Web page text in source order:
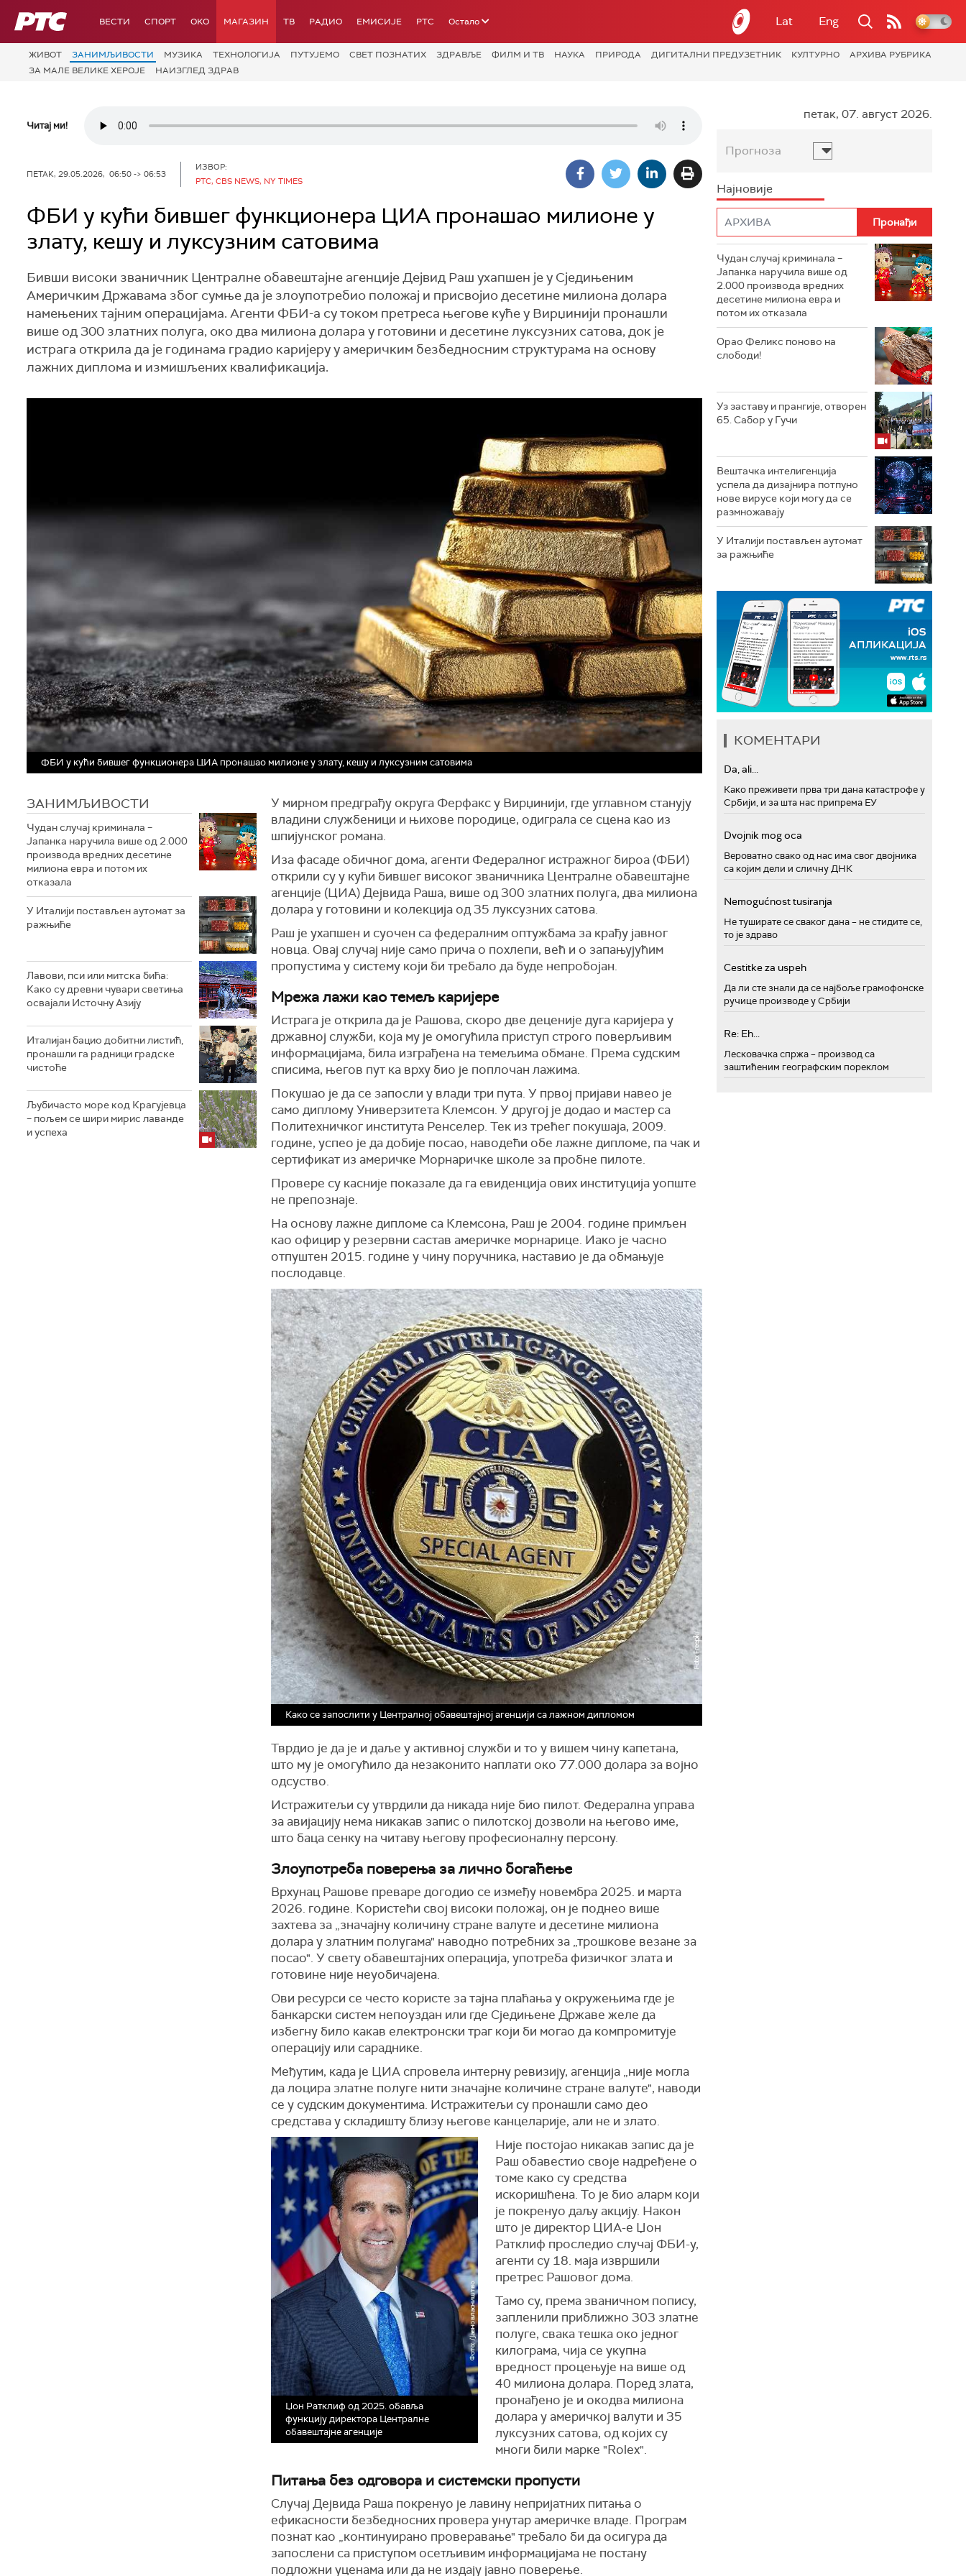
РТС ВЕСТИ СПОРТ OKO МАГАЗИН ТВ РАДИО ЕМИСИЈЕ РТС Остало Lat Eng
ЖИВОТ ЗАНИМЉИВОСТИ МУЗИКА ТЕХНОЛОГИЈA ПУТУЈЕМО СВЕТ ПОЗНАТИХ ЗДРАВЉЕ ФИЛМ И ТВ НАУКА ПРИРОДА ДИГИТАЛНИ ПРЕДУЗЕТНИК КУЛТУРНО
АРХИВА РУБРИКА
ЗА МАЛЕ ВЕЛИКЕ ХЕРОЈЕ
НАИЗГЛЕД ЗДРАВ
Читај ми!
ПЕТАК, 29.05.2026, 06:50 -> 06:53
ИЗВОР:
РТС, CBS NEWS, NY TIMES
ФБИ у кући бившег функционера ЦИА пронашао милионе у
злату, кешу и луксузним сатовима
Бивши високи званичник Централне обавештајне агенције Дејвид Раш ухапшен је у Сједињеним
Америчким Државама због сумње да је злоупотребио положај и присвојио десетине милиона долара
намењених тајним операцијама. Агенти ФБИ-а су током претреса његове куће у Вирџинији пронашли
више од 300 златних полуга, око два милиона долара у готовини и десетине луксузних сатова, док је
истрага открила да је годинама градио каријеру у америчким безбедносним структурама на основу
лажних диплома и измишљених квалификација.
ФБИ у кући бившег функционера ЦИА пронашао милионе у злату, кешу и луксузним сатовима
ЗАНИМЉИВОСТИ
Чудан случај криминала –
Јапанка наручила више од 2.000
производа вредних десетине
милиона евра и потом их
отказала
У Италији постављен аутомат за
ражњиће
Лавови, пси или митска бића:
Како су древни чувари светиња
освајали Источну Азију
Италијан бацио добитни листић,
пронашли га радници градске
чистоће
Љубичасто море код Крагујевца
– пољем се шири мирис лаванде
и успеха
У мирном предграђу округа Ферфакс у Вирџинији, где углавном станују
владини службеници и њихове породице, одиграла се сцена као из
шпијунског романа.
Иза фасаде обичног дома, агенти Федералног истражног бироа (ФБИ)
открили су у кући бившег високог званичника Централне обавештајне
агенције (ЦИА) Дејвида Раша, више од 300 златних полуга, два милиона
долара у готовини и колекција од 35 луксузних сатова.
Раш је ухапшен и суочен са федералним оптужбама за крађу јавног
новца. Овај случај није само прича о похлепи, већ и о запањујућим
пропустима у систему који би требало да буде непробојан.
Мрежа лажи као темељ каријере
Истрага је открила да је Рашова, скоро две деценије дуга каријера у
државној служби, која му је омогућила приступ строго поверљивим
информацијама, била изграђена на темељима обмане. Према судским
списима, његов пут ка врху био је поплочан лажима.
Покушао је да се запосли у влади три пута. У првој пријави навео је
само диплому Универзитета Клемсон. У другој је додао и мастер са
Политехничког института Ренселер. Тек из трећег покушаја, 2009.
године, успео је да добије посао, наводећи обе лажне дипломе, па чак и
сертификат из америчке Морнаричке школе за пробне пилоте.
Провере су касније показале да га евиденција ових институција уопште
не препознаје.
На основу лажне дипломе са Клемсона, Раш је 2004. године примљен
као официр у резервни састав америчке морнарице. Иако је часно
отпуштен 2015. године у чину поручника, наставио је да обмањује
послодавце.
Како се запослити у Централној обавештајној агенцији са лажном дипломом
Тврдио је да је и даље у активној служби и то у вишем чину капетана,
што му је омогућило да незаконито наплати око 77.000 долара за војно
одсуство.
Истражитељи су утврдили да никада није био пилот. Федерална управа
за авијацију нема никакав запис о пилотској дозволи на његово име,
што баца сенку на читаву његову професионалну персону.
Злоупотреба поверења за лично богаћење
Врхунац Рашове преваре догодио се између новембра 2025. и марта
2026. године. Користећи свој високи положај, он је поднео више
захтева за „значајну количину стране валуте и десетине милиона
долара у златним полугама" наводно потребних за „трошкове везане за
посао". У свету обавештајних операција, употреба физичког злата и
готовине није неуобичајена.
Ови ресурси се често користе за тајна плаћања у окружењима где је
банкарски систем непоуздан или где Сједињене Државе желе да
избегну било какав електронски траг који би могао да компромитује
операцију или сараднике.
Међутим, када је ЦИА спровела интерну ревизију, агенција „није могла
да лоцира златне полуге нити значајне количине стране валуте", наводи
се у судским документима. Истражитељи су пронашли само део
средстава у складишту близу његове канцеларије, али не и злато.
Џон Ратклиф од 2025. обавља
функцију директора Централне
обавештајне агенције
Није постојао никакав запис да је
Раш обавестио своје надређене о
томе како су средства
искоришћена. То је био аларм који
је покренуо даљу акцију. Након
што је директор ЦИА-е Џон
Рaтклиф проследио случај ФБИ-у,
агенти су 18. маја извршили
претрес Рашовог дома.
Тамо су, према званичном попису,
запленили приближно 303 златне
полуге, свака тешка око једног
килограма, чија се укупна
вредност процењује на више од
40 милиона долара. Поред злата,
пронађено је и окодва милиона
долара у америчкој валути и 35
луксузних сатова, од којих су
многи били марке "Rolex".
Питања без одговора и системски пропусти
Случај Дејвида Раша покренуо је лавину непријатних питања о
ефикасности безбедносних провера унутар америчке владе. Програм
познат као „континуирано проверавање" требало би да осигура да
запослени са приступом осетљивим информацијама не постану
подложни уценама или да не издају јавно поверење.
петак, 07. август 2026.
Прогноза
Најновије
Чудан случај криминала –
Јапанка наручила више од
2.000 производа вредних
десетине милиона евра и
потом их отказала
Орао Феликс поново на
слободи!
Уз заставу и прангије, отворен
65. Сабор у Гучи
Вештачка интелигенција
успела да дизајнира потпуно
нове вирусе који могу да се
размножавају
У Италији постављен аутомат
за ражњиће
КОМЕНТАРИ
Da, ali...
Како преживети прва три дана катастрофе у
Србији, и за шта нас припрема ЕУ
Dvojnik mog oca
Вероватно свако од нас има свог двојника
са којим дели и сличну ДНК
Nemogućnost tusiranja
Не туширате се сваког дана – не стидите се,
то је здраво
Cestitke za uspeh
Да ли сте знали да се најбоље грамофонске
ручице производе у Србији
Re: Eh...
Лесковачка спржа – производ са
заштићеним географским пореклом